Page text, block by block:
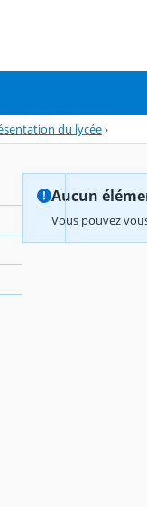
du lycée›
Aucun
Vous pouvez